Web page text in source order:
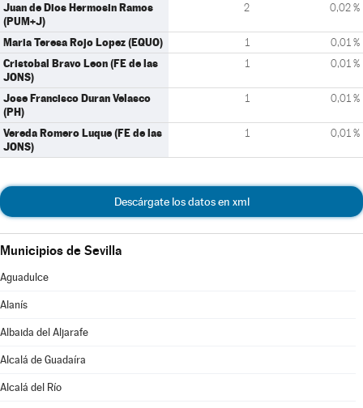
Juan de Dios Hermosin Ramos
(PUM+J)
2 0,02 %
Maria Teresa Rojo Lopez (EQUO) 1 0,01 %
Cristobal Bravo Leon (FE de las
JONS)
1 0,01 %
Jose Francisco Duran Velasco
(PH)
1 0,01 %
Vereda Romero Luque (FE de las
JONS)
1 0,01 %
Descárgate los datos en xml
Municipios de Sevilla
Aguadulce
Alanís
Albaida del Aljarafe
Alcalá de Guadaíra
Alcalá del Río